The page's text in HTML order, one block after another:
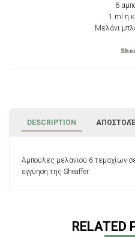
6
1 ml η
Μελάνι
DESCRIPTION
Αμπούλες μελανιού 6 τεμαχίων
εγγύηση της Sheaffer.
RELATED